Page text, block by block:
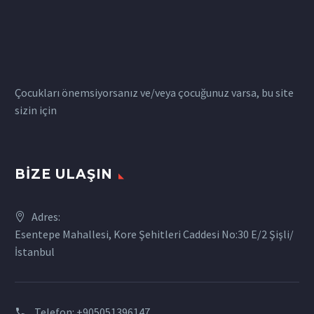
Çocukları önemsiyorsanız ve/veya çocuğunuz varsa, bu site
sizin için
BIZE ULAŞIN
Adres:
Esentepe Mahallesi, Kore Şehitleri Caddesi No:30 E/2 Şişli/
İstanbul